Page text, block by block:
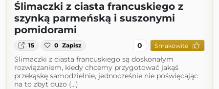
Ślimaczki z ciasta francuskiego z
szynką parmeńską i suszonymi
pomidorami
15 0 Zapisz 0 Smakowite
Ślimaczki z ciasta francuskiego są doskonałym
rozwiązaniem, kiedy chcemy przygotować jakąś
przekąskę samodzielnie, jednocześnie nie poświęcając
na to zbyt dużo (...)